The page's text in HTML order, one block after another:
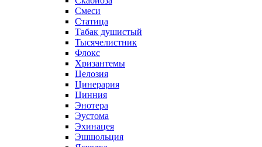
Смеси
Статица
Табак душистый
Тысячелистник
Флокс
Хризантемы
Целозия
Цинерария
Цинния
Энотера
Эустома
Эхинацея
Эшшольция